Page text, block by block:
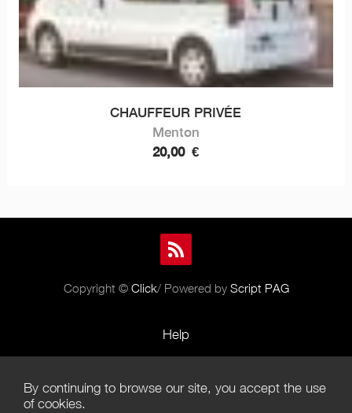
CHAUFFEUR PRIVÉE
Menton
20,00 €
Copyright © Click/ Powered by Script PAG
Help
Terms of Use
By continuing to browse our site, you accept the use
of cookies.